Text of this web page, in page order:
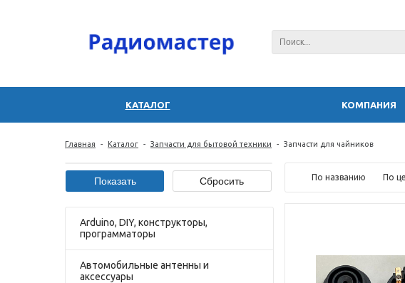
КАТАЛОГ КОМПАНИЯ
Главная - Каталог - Запчасти для бытовой техники - Запчасти для чайников
Arduino, DIY, конструкторы,
программаторы
Автомобильные антенны и
аксессуары
По названию По